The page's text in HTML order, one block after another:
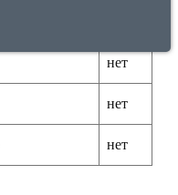
нет
нет
нет